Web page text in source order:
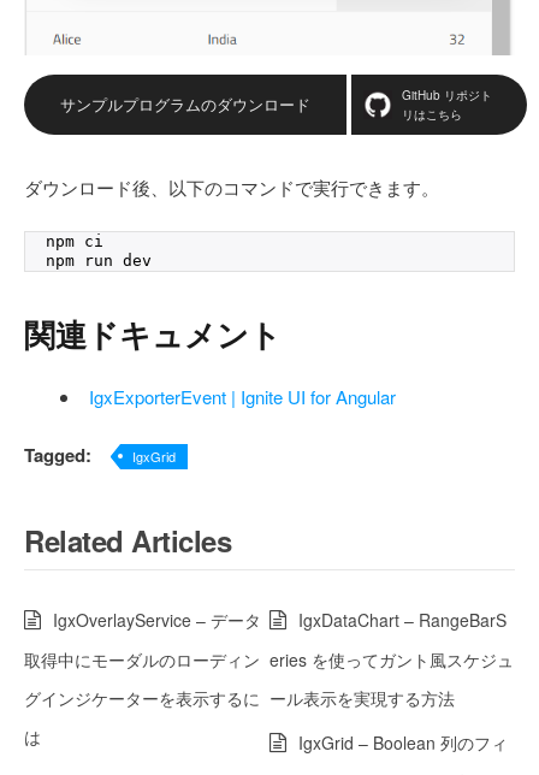
サンプルプログラムのダウンロード
GitHub リポジト
リはこちら
ダウンロード後、以下のコマンドで実行できます。
npm ci
npm run dev
関連ドキュメント
IgxExporterEvent | Ignite UI for Angular
Tagged: IgxGrid
Related Articles
IgxOverlayService – データ
取得中にモーダルのローディン
グインジケーターを表示するに
は
IgxDataChart – RangeBarS
eries を使ってガント風スケジュ
ール表示を実現する方法
IgxGrid – Boolean 列のフィ